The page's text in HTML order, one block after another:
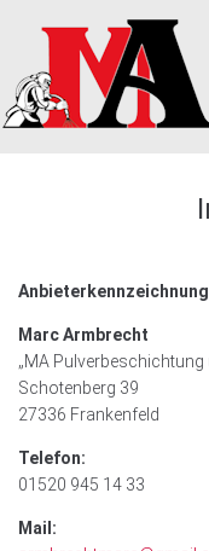
Marc Armbrecht
„MA Pulverbeschichtung
Schotenberg 39
27336 Frankenfeld
Telefon:
01520 945 14 33
Mail: